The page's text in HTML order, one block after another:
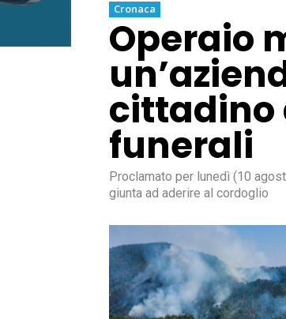
Cronaca
Operaio
cittadino
funerali
Proclamato per lunedì (10
giunta ad aderire al cordoglio